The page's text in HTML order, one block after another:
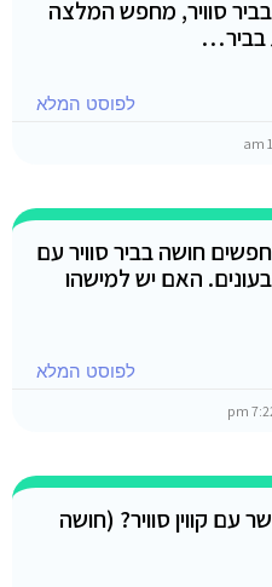
סוויר, מחפש המלצה
בביר…
לפוסט המלא
לסיני ומחפשים חושה בביר סוויר עם
האם יש למישהו
לפוסט המלא
עם קווין סוויר? (חושה